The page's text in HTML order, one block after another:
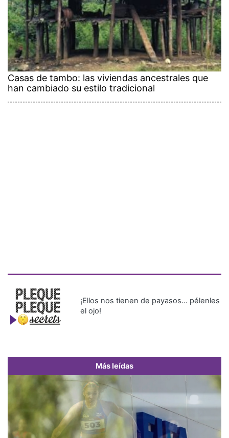
Casas de tambo: las viviendas ancestrales que
han cambiado su estilo tradicional
¡Ellos nos tienen de payasos… pélenles
el ojo!
Más leídas